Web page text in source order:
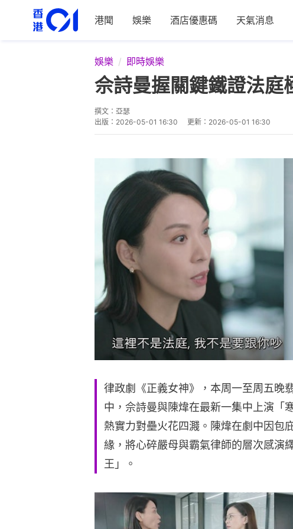
港聞 娛樂 酒店優惠碼 天氣消息
娛樂 即時娛樂
佘詩曼握關鍵鐵證法
撰文： 亞瑟
出版： 2026-05-01 16:30 更新： 2026-05-01 16:30
律政劇《正義女神》，本周一至周五晚
中，佘詩曼與陳煒在最新一集中上演「
熱實力對壘火花四濺。陳煒在劇中因包
緣，將心碎嚴母與霸氣律師的層次感演
王」。